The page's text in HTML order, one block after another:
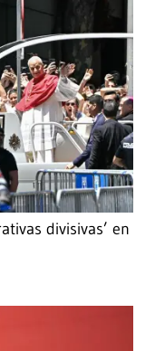
divisivas’ en